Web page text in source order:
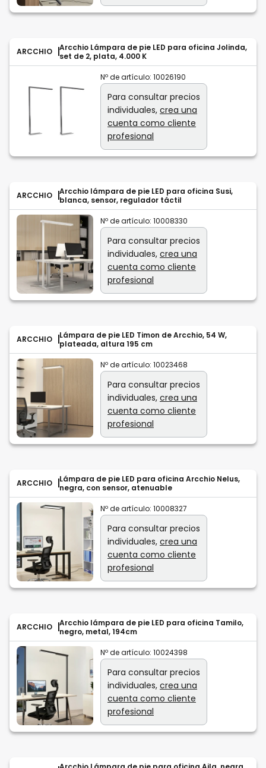
ARCCHIO
Arcchio Lámpara de pie LED para oficina Jolinda,
set de 2, plata, 4.000 K
Nº de artículo: 10026190
Para consultar precios
individuales, crea una
cuenta como cliente
profesional
ARCCHIO
Arcchio lámpara de pie LED para oficina Susi,
blanca, sensor, regulador táctil
Nº de artículo: 10008330
Para consultar precios
individuales, crea una
cuenta como cliente
profesional
ARCCHIO
Lámpara de pie LED Timon de Arcchio, 54 W,
plateada, altura 195 cm
Nº de artículo: 10023468
Para consultar precios
individuales, crea una
cuenta como cliente
profesional
ARCCHIO
Lámpara de pie LED para oficina Arcchio Nelus,
negra, con sensor, atenuable
Nº de artículo: 10008327
Para consultar precios
individuales, crea una
cuenta como cliente
profesional
ARCCHIO
Arcchio lámpara de pie LED para oficina Tamilo,
negro, metal, 194cm
Nº de artículo: 10024398
Para consultar precios
individuales, crea una
cuenta como cliente
profesional